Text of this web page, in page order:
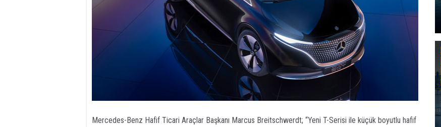
Mercedes-Benz Hafif Ticari Araçlar Başkanı Marcus Breitschwerdt; “Yeni T-Serisi ile küçük boyutlu hafif